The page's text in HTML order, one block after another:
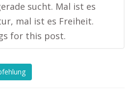
sucht. Mal ist es
mal ist es Freiheit.
for this post.